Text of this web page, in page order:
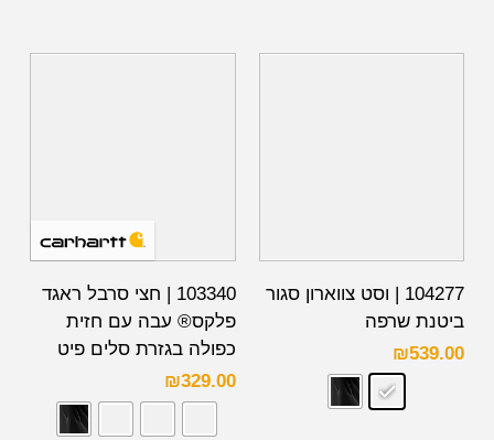
104277 | וסט צווארון סגור
ביטנת שרפה
₪539.00
103340 | חצי סרבל ראגד
פלקס® עבה עם חזית
כפולה בגזרת סלים פיט
₪329.00